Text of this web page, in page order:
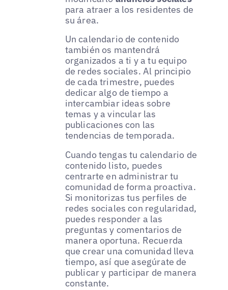
para atraer a los residentes de
su área.
Un calendario de contenido
también os mantendrá
organizados a ti y a tu equipo
de redes sociales. Al principio
de cada trimestre, puedes
dedicar algo de tiempo a
intercambiar ideas sobre
temas y a vincular las
publicaciones con las
tendencias de temporada.
Cuando tengas tu calendario de
contenido listo, puedes
centrarte en administrar tu
comunidad de forma proactiva.
Si monitorizas tus perfiles de
redes sociales con regularidad,
puedes responder a las
preguntas y comentarios de
manera oportuna. Recuerda
que crear una comunidad lleva
tiempo, así que asegúrate de
publicar y participar de manera
constante.